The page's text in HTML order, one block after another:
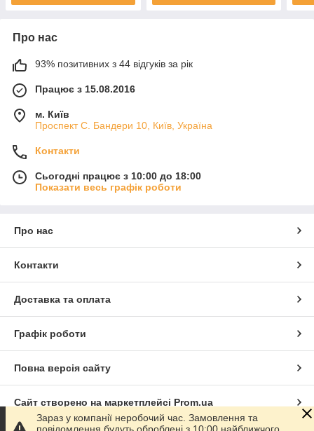
Про нас
93% позитивних з 44 відгуків за рік
Працює з 15.08.2016
м. Київ
Проспект С. Бандери 10, Київ, Україна
Контакти
Сьогодні працює з 10:00 до 18:00
Показати весь графік роботи
Про нас
Контакти
Доставка та оплата
Графік роботи
Повна версія сайту
Сайт створено на маркетплейсі Prom.ua
Зараз у компанії неробочий час. Замовлення та